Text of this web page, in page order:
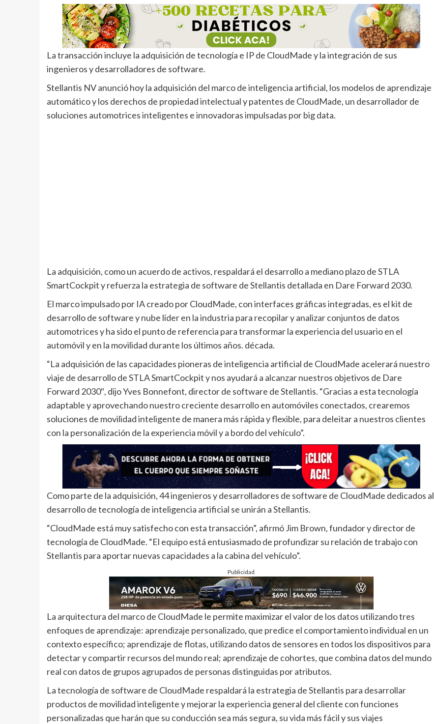
La transacción incluye la adquisición de tecnología e IP de CloudMade y la integración de sus
ingenieros y desarrolladores de software.
Stellantis NV anunció hoy la adquisición del marco de inteligencia artificial, los modelos de aprendizaje
automático y los derechos de propiedad intelectual y patentes de CloudMade, un desarrollador de
soluciones automotrices inteligentes e innovadoras impulsadas por big data.
La adquisición, como un acuerdo de activos, respaldará el desarrollo a mediano plazo de STLA
SmartCockpit y refuerza la estrategia de software de Stellantis detallada en Dare Forward 2030.
El marco impulsado por IA creado por CloudMade, con interfaces gráficas integradas, es el kit de
desarrollo de software y nube líder en la industria para recopilar y analizar conjuntos de datos
automotrices y ha sido el punto de referencia para transformar la experiencia del usuario en el
automóvil y en la movilidad durante los últimos años. década.
“La adquisición de las capacidades pioneras de inteligencia artificial de CloudMade acelerará nuestro
viaje de desarrollo de STLA SmartCockpit y nos ayudará a alcanzar nuestros objetivos de Dare
Forward 2030″, dijo Yves Bonnefont, director de software de Stellantis. “Gracias a esta tecnología
adaptable y aprovechando nuestro creciente desarrollo en automóviles conectados, crearemos
soluciones de movilidad inteligente de manera más rápida y flexible, para deleitar a nuestros clientes
con la personalización de la experiencia móvil y a bordo del vehículo”.
Como parte de la adquisición, 44 ingenieros y desarrolladores de software de CloudMade dedicados al
desarrollo de tecnología de inteligencia artificial se unirán a Stellantis.
“CloudMade está muy satisfecho con esta transacción”, afirmó Jim Brown, fundador y director de
tecnología de CloudMade. “El equipo está entusiasmado de profundizar su relación de trabajo con
Stellantis para aportar nuevas capacidades a la cabina del vehículo”.
Publicidad
La arquitectura del marco de CloudMade le permite maximizar el valor de los datos utilizando tres
enfoques de aprendizaje: aprendizaje personalizado, que predice el comportamiento individual en un
contexto específico; aprendizaje de flotas, utilizando datos de sensores en todos los dispositivos para
detectar y compartir recursos del mundo real; aprendizaje de cohortes, que combina datos del mundo
real con datos de grupos agrupados de personas distinguidas por atributos.
La tecnología de software de CloudMade respaldará la estrategia de Stellantis para desarrollar
productos de movilidad inteligente y mejorar la experiencia general del cliente con funciones
personalizadas que harán que su conducción sea más segura, su vida más fácil y sus viajes